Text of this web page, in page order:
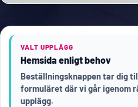
VALT UPPLÄGG
Hemsida enligt behov
Beställningsknappen tar dig
formuläret där vi går igenom
upplägg.